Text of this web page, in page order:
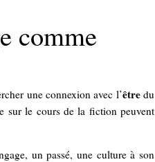
comme
une connexion avec l’êtredu
sur le cours de la fiction peuvent
un passé, une culture à son